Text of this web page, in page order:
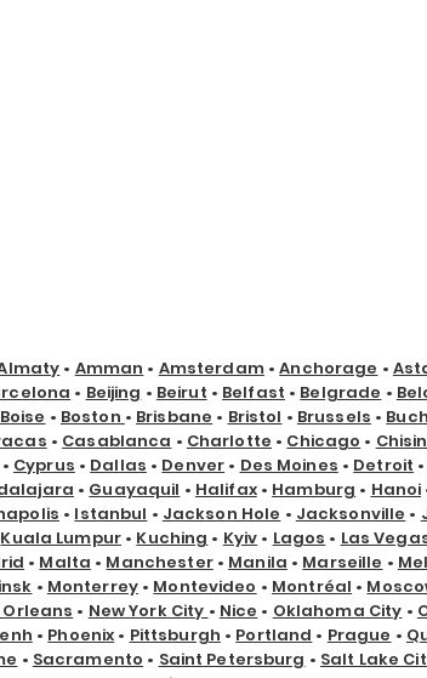
• Amman • Amsterdam•Anchorage •
• Beijing • Beirut • Belfast • Belgrade •
Boise • Boston • Brisbane • Bristol • Brussels •
• Casablanca • Charlotte • Chicago •
• Cyprus • Dallas • Denver • Des Moines • Detroit •
• Guayaquil • Halifax• Hamburg • Hanoi
• Istanbul • Jackson Hole • Jacksonville •
Kuala Lumpur • Kuching • Kyiv • Lagos • Las
• Malta • Manchester• Manila • Marseille •
• Monterrey• Montevideo • Montréal •
Orleans • New York City • Nice • Oklahoma City •
• Phoenix • Pittsburgh • Portland • Prague •
• Sacramento • Saint Petersburg • Salt Lake